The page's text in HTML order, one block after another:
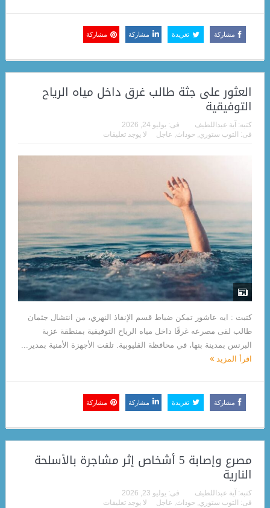
مشاركة تغريدة مشاركة مشاركة
العثور على جثة طالب غرق داخل مياه الرياح
التوفيقية
كتبه: آية عبداللطيف فى: يوليو 24, 2026
فى: التوب ستوري, حوداث, عاجل لا يوجد تعليقات
كتبت : ايه عاشور تمكن ضباط قسم الإنقاذ النهري، من انتشال جثمان
طالب لقى مصرعه غرقًا داخل مياه الرياح التوفيقية بمنطقة عزبة
البرنس بمدينة بنها، في محافظة القليوبية. تلقت الأجهزة الأمنية بمدير...
اقرأ المزيد
مشاركة تغريدة مشاركة مشاركة
مصرع وإصابة 5 أشخاص إثر مشاجرة بالأسلحة
النارية
كتبه: آية عبداللطيف فى: يوليو 23, 2026
فى: التوب ستوري, حوداث, عاجل لا يوجد تعليقات